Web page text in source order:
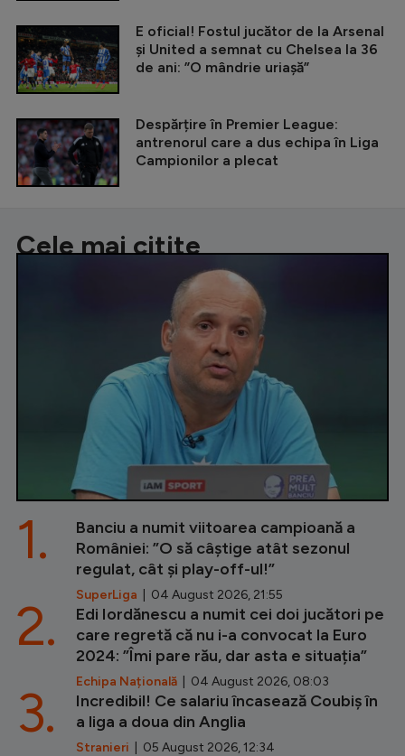
E oficial! Fostul jucător de la Arsenal
și United a semnat cu Chelsea la 36
de ani: ”O mândrie uriașă”
Despărțire în Premier League:
antrenorul care a dus echipa în Liga
Campionilor a plecat
Cele mai citite
Banciu a numit viitoarea campioană a
României: ”O să câștige atât sezonul
regulat, cât și play-off-ul!”
SuperLiga | 04 August 2026, 21:55
1.
Edi Iordănescu a numit cei doi jucători pe
care regretă că nu i-a convocat la Euro
2024: ”Îmi pare rău, dar asta e situația”
Echipa Națională | 04 August 2026, 08:03
2.
Incredibil! Ce salariu încasează Coubiș în
a liga a doua din Anglia
Stranieri | 05 August 2026, 12:34
3.